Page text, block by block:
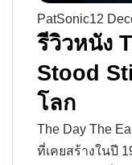
PatSonic12
รีวิวหนัง
Stood
โลก
The Day The
ที่เคยสร้างในปี